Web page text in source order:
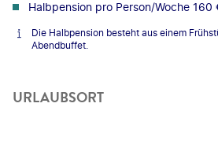
Halbpension pro Person/Woche 160
Die Halbpension besteht aus einem
Abendbuffet.
URLAUBSORT